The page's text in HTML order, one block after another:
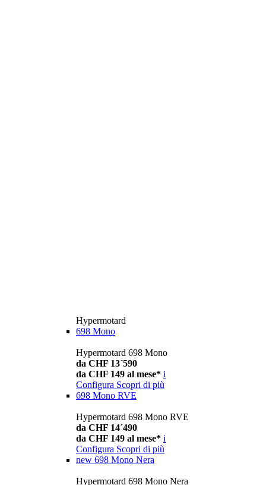
Hypermotard
698 Mono
Hypermotard 698 Mono
da CHF 13´590
da CHF 149 al mese* i
Configura Scopri di più
698 Mono RVE
Hypermotard 698 Mono RVE
da CHF 14´490
da CHF 149 al mese* i
Configura Scopri di più
new 698 Mono Nera
Hypermotard 698 Mono Nera